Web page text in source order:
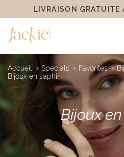
LIVRAISON GRATUITE
Accueil Specials Favorites
Bijoux en saphir
Bijoux